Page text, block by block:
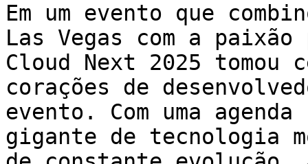
Em um evento que
Las Vegas com a
Cloud Next 2025 tomou
corações de
evento. Com uma
gigante de tecnologia